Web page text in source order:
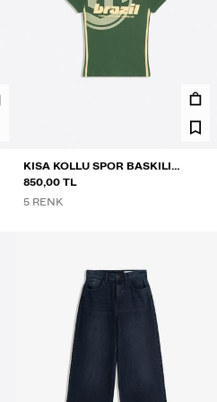
KISA KOLLU SPOR BASKILI
TIŞÖRT
850,00 TL
5 RENK